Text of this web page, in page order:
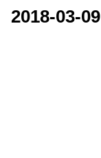
2018-03-09